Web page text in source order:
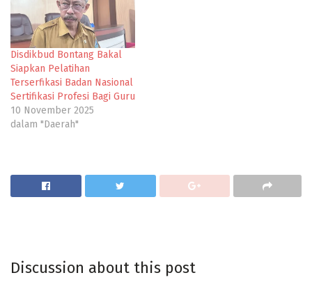
Disdikbud Bontang Bakal
Siapkan Pelatihan
Terserfikasi Badan Nasional
Sertifikasi Profesi Bagi Guru
10 November 2025
dalam "Daerah"
Discussion about this post